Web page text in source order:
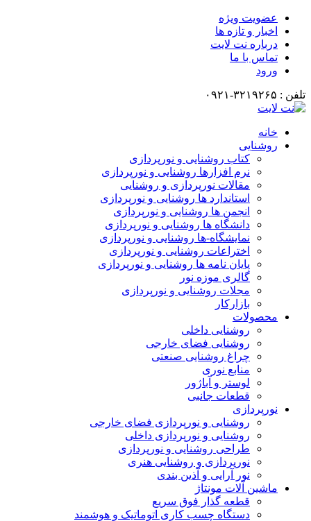
عضویت ویژه
اخبار و تازه ها
درباره نت لایت
تماس با ما
ورود
تلفن : ۳۲۱۹۲۶۵-۰۹۲۱
خانه
روشنایی
کتاب روشنایی و نورپردازی
نرم افزارها روشنایی و نورپردازی
مقالات نورپردازی و روشنایی
استاندارد ها روشنایی و نورپردازی
انجمن ها روشنایی و نورپردازی
دانشگاه ها روشنایی و نورپردازی
نمایشگاه-ها روشنایی و نورپردازی
اختراعات روشنایی و نورپردازی
پایان نامه ها روشنایی و نورپردازی
گالری موزه نور
مجلات روشنایی و نورپردازی
بازارکار
محصولات
روشنایی داخلی
روشنایی فضای خارجی
چراغ روشنایی صنعتی
منابع نوری
لوستر و آباژور
قطعات جانبی
نورپردازی
روشنایی و نورپردازی فضای خارجی
روشنایی و نورپردازی داخلی
طراحی روشنایی و نورپردازی
نورپردازی و روشنایی هنری
نور آرایی و آذین بندی
ماشین آلات مونتاژ
قطعه گذار فوق سریع
دستگاه چسب کاری اتوماتیک و هوشمند